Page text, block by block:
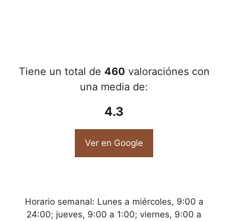
Tiene un total de 460 valoraciónes con
una media de:
4.3
Ver en Google
Horario semanal: Lunes a miércoles, 9:00 a
24:00; jueves, 9:00 a 1:00; viernes, 9:00 a